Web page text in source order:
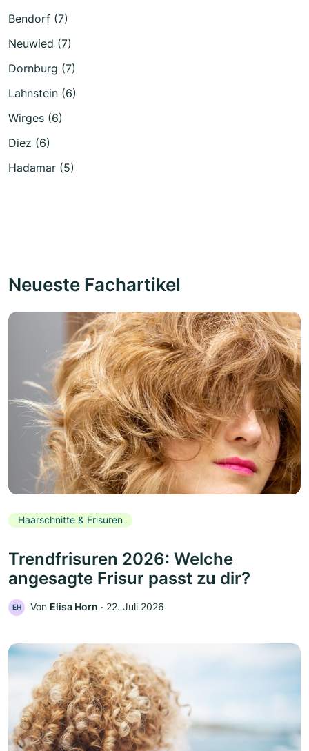
Bendorf (7)
Neuwied (7)
Dornburg (7)
Lahnstein (6)
Wirges (6)
Diez (6)
Hadamar (5)
Neueste Fachartikel
Haarschnitte & Frisuren
Trendfrisuren 2026: Welche
angesagte Frisur passt zu dir?
EH Von Elisa Horn ‧ 22. Juli 2026